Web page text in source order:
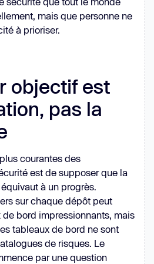
mais que personne ne
à prioriser.
objectif est
pas la
courantes des
est de supposer que la
à un progrès.
sur chaque dépôt peut
bord impressionnants, mais
tableaux de bord ne sont
de risques. Le
par une question